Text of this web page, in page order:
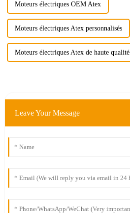
Moteurs électriques OEM Atex
Moteurs électriques Atex personnalisés
Moteurs électriques Atex de haute qualité
Leave Your Message